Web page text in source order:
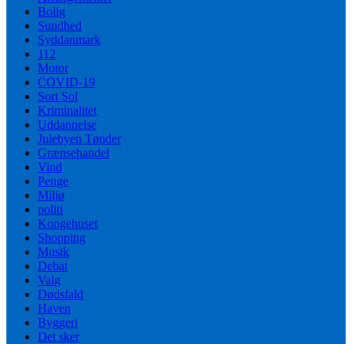
Bolig
Sundhed
Syddanmark
112
Motor
COVID-19
Sort Sol
Kriminalitet
Uddannelse
Julebyen Tønder
Grænsehandel
Vind
Penge
Miljø
politi
Kongehuset
Shopping
Musik
Debat
Valg
Dødsfald
Haven
Byggeri
Det sker